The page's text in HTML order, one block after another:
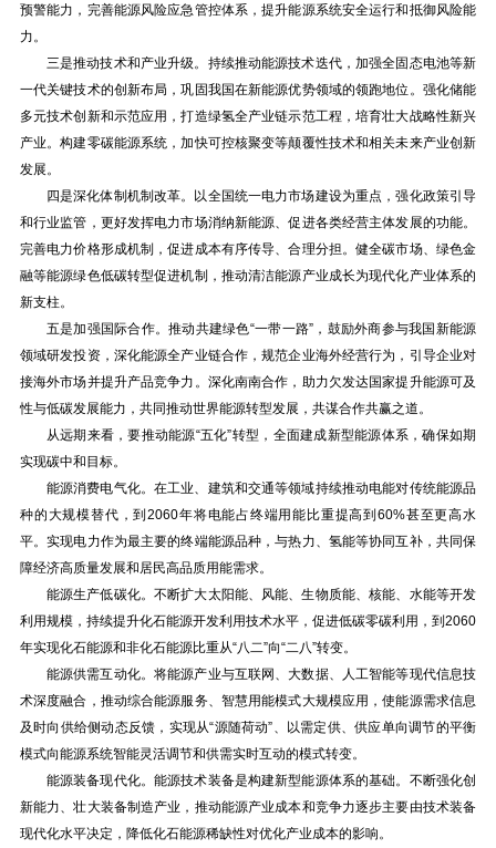
预警能力，完善能源风险应急管控体系，提升能源系统安全运行和抵御风险能
力。
三是推动技术和产业升级。持续推动能源技术迭代，加强全固态电池等新
一代关键技术的创新布局，巩固我国在新能源优势领域的领跑地位。强化储能
多元技术创新和示范应用，打造绿氢全产业链示范工程，培育壮大战略性新兴
产业。构建零碳能源系统，加快可控核聚变等颠覆性技术和相关未来产业创新
发展。
四是深化体制机制改革。以全国统一电力市场建设为重点，强化政策引导
和行业监管，更好发挥电力市场消纳新能源、促进各类经营主体发展的功能。
完善电力价格形成机制，促进成本有序传导、合理分担。健全碳市场、绿色金
融等能源绿色低碳转型促进机制，推动清洁能源产业成长为现代化产业体系的
新支柱。
五是加强国际合作。推动共建绿色“一带一路”，鼓励外商参与我国新能源
领域研发投资，深化能源全产业链合作，规范企业海外经营行为，引导企业对
接海外市场并提升产品竞争力。深化南南合作，助力欠发达国家提升能源可及
性与低碳发展能力，共同推动世界能源转型发展，共谋合作共赢之道。
从远期来看，要推动能源“五化”转型，全面建成新型能源体系，确保如期
实现碳中和目标。
能源消费电气化。在工业、建筑和交通等领域持续推动电能对传统能源品
种的大规模替代，到2060年将电能占终端用能比重提高到60%甚至更高水
平。实现电力作为最主要的终端能源品种，与热力、氢能等协同互补，共同保
障经济高质量发展和居民高品质用能需求。
能源生产低碳化。不断扩大太阳能、风能、生物质能、核能、水能等开发
利用规模，持续提升化石能源开发利用技术水平，促进低碳零碳利用，到2060
年实现化石能源和非化石能源比重从“八二”向“二八”转变。
能源供需互动化。将能源产业与互联网、大数据、人工智能等现代信息技
术深度融合，推动综合能源服务、智慧用能模式大规模应用，使能源需求信息
及时向供给侧动态反馈，实现从“源随荷动”、以需定供、供应单向调节的平衡
模式向能源系统智能灵活调节和供需实时互动的模式转变。
能源装备现代化。能源技术装备是构建新型能源体系的基础。不断强化创
新能力、壮大装备制造产业，推动能源产业成本和竞争力逐步主要由技术装备
现代化水平决定，降低化石能源稀缺性对优化产业成本的影响。